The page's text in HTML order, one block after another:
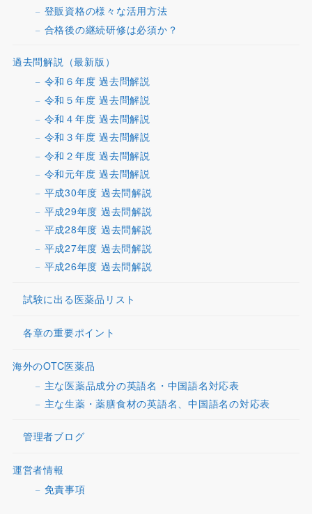
登販資格の様々な活用方法
合格後の継続研修は必須か？
過去問解説（最新版）
令和６年度 過去問解説
令和５年度 過去問解説
令和４年度 過去問解説
令和３年度 過去問解説
令和２年度 過去問解説
令和元年度 過去問解説
平成30年度 過去問解説
平成29年度 過去問解説
平成28年度 過去問解説
平成27年度 過去問解説
平成26年度 過去問解説
試験に出る医薬品リスト
各章の重要ポイント
海外のOTC医薬品
主な医薬品成分の英語名・中国語名対応表
主な生薬・薬膳食材の英語名、中国語名の対応表
管理者ブログ
運営者情報
免責事項